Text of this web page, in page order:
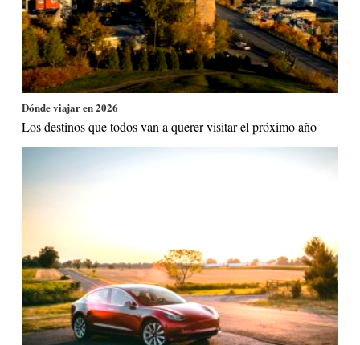
Dónde viajar en 2026
Los destinos que todos van a querer visitar el próximo año